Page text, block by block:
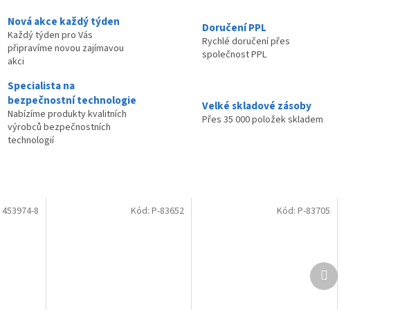
Nová akce každý týden
Každý týden pro Vás
připravíme novou zajímavou
akci
Doručení PPL
Rychlé doručení přes
společnost PPL
Specialista na
bezpečnostní technologie
Nabízíme produkty kvalitních
výrobců bezpečnostních
technologií
Velké skladové zásoby
Přes 35 000 položek skladem
453974-8 Kód:P-83652 Kód: P-83705
Další
produkt